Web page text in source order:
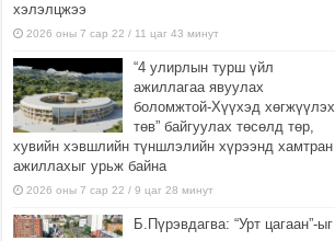
хэлэлцжээ
2026 оны 7 сар 22 / 11 цаг 43 минут
“4 улирлын турш үйл
ажиллагаа явуулах
боломжтой-Хүүхэд хөгжүүлэх
төв” байгуулах төсөлд төр,
хувийн хэвшлийн түншлэлийн хүрээнд хамтран
ажиллахыг урьж байна
2026 оны 7 сар 22 / 9 цаг 28 минут
Б.Пүрэвдагва: “Урт цагаан”-ыг